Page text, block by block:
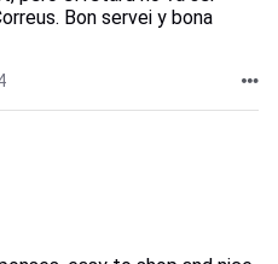
Bon servei y bona